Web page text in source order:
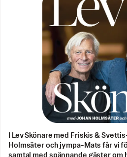
I Lev Skönare med Friskis &
Holmsäter och jympa-Mats får vi
samtal med spännande gäster om